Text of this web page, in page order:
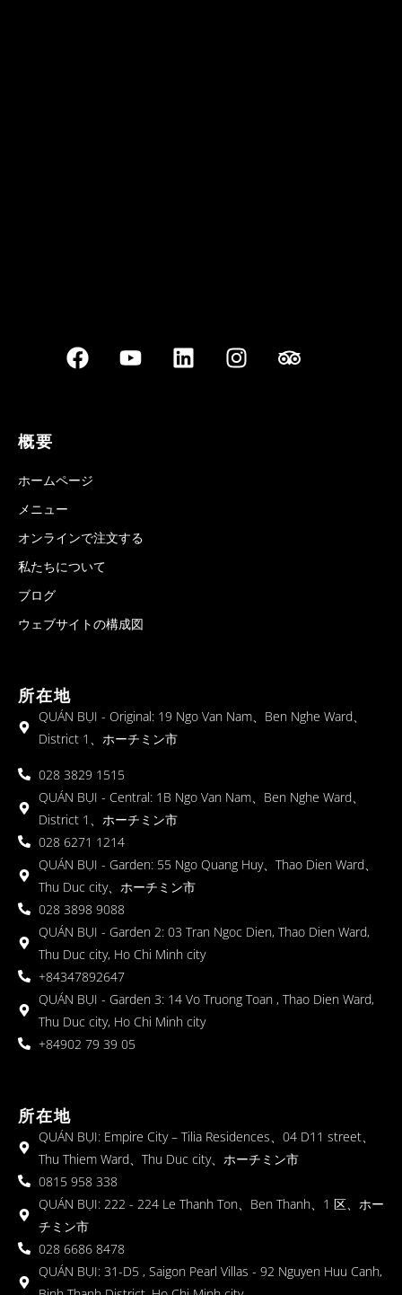
概要
ホームページ
メニュー
オンラインで注文する
私たちについて
ブログ
ウェブサイトの構成図
所在地
QUÁN BỤI - Original: 19 Ngo Van Nam、Ben Nghe Ward、
District 1、ホーチミン市
028 3829 1515
QUÁN BỤI - Central: 1B Ngo Van Nam、Ben Nghe Ward、
District 1、ホーチミン市
028 6271 1214
QUÁN BỤI - Garden: 55 Ngo Quang Huy、Thao Dien Ward、
Thu Duc city、ホーチミン市
028 3898 9088
QUÁN BỤI - Garden 2: 03 Tran Ngoc Dien, Thao Dien Ward,
Thu Duc city, Ho Chi Minh city
+84347892647
QUÁN BỤI - Garden 3: 14 Vo Truong Toan , Thao Dien Ward,
Thu Duc city, Ho Chi Minh city
+84902 79 39 05
所在地
QUÁN BỤI: Empire City – Tilia Residences、04 D11 street、
Thu Thiem Ward、Thu Duc city、ホーチミン市
0815 958 338
QUÁN BỤI: 222 - 224 Le Thanh Ton、Ben Thanh、1 区、ホー
チミン市
028 6686 8478
QUÁN BỤI: 31-D5 , Saigon Pearl Villas - 92 Nguyen Huu Canh,